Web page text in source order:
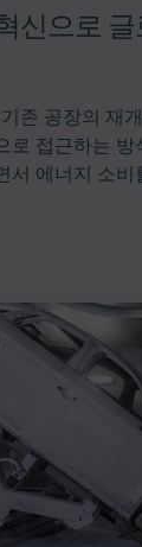
신으로
존 공장의 재
로 접근하는 방
서 에너지 소비